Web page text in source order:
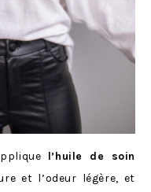
l’huile de soin
et l’odeur légère, et